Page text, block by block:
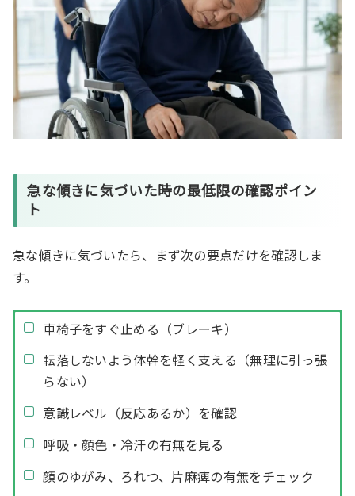
急な傾きに気づいた時の最低限の確認ポイン
ト
急な傾きに気づいたら、まず次の要点だけを確認しま
す。
車椅子をすぐ止める（ブレーキ）
転落しないよう体幹を軽く支える（無理に引っ張
らない）
意識レベル（反応あるか）を確認
呼吸・顔色・冷汗の有無を見る
顔のゆがみ、ろれつ、片麻痺の有無をチェック